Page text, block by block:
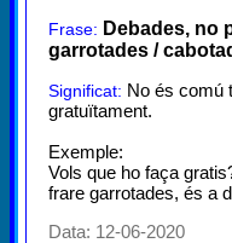
Frase: Debades, no
garrotades /
Significat: No és comú
gratuïtament.
Exemple:
Vols que ho faça
frare garrotades, és a
Data: 12-06-2020